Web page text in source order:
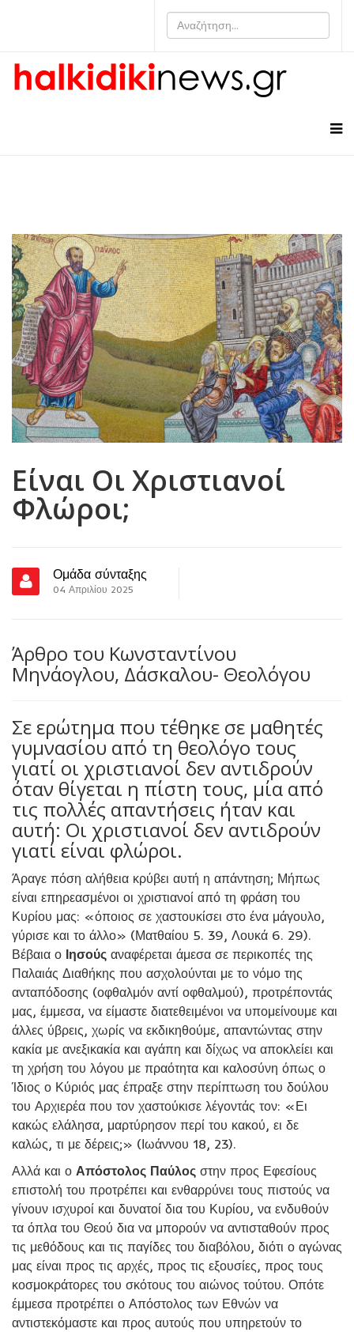
Είναι Οι Χριστιανοί
Φλώροι;
Ομάδα σύνταξης
04 Απριλίου 2025
Άρθρο του Κωνσταντίνου
Μηνάογλου, Δάσκαλου- Θεολόγου
Σε ερώτημα που τέθηκε σε μαθητές
γυμνασίου από τη θεολόγο τους
γιατί οι χριστιανοί δεν αντιδρούν
όταν θίγεται η πίστη τους, μία από
τις πολλές απαντήσεις ήταν και
αυτή: Οι χριστιανοί δεν αντιδρούν
γιατί είναι φλώροι.
Άραγε πόση αλήθεια κρύβει αυτή η απάντηση; Μήπως
είναι επηρεασμένοι οι χριστιανοί από τη φράση του
Κυρίου μας: «όποιος σε χαστουκίσει στο ένα μάγουλο,
γύρισε και το άλλο» (Ματθαίου 5. 39, Λουκά 6. 29).
Βέβαια ο Ιησούς αναφέρεται άμεσα σε περικοπές της
Παλαιάς Διαθήκης που ασχολούνται με το νόμο της
ανταπόδοσης (οφθαλμόν αντί οφθαλμού), προτρέποντάς
μας, έμμεσα, να είμαστε διατεθειμένοι να υπομείνουμε και
άλλες ύβρεις, χωρίς να εκδικηθούμε, απαντώντας στην
κακία με ανεξικακία και αγάπη και δίχως να αποκλείει και
τη χρήση του λόγου με πραότητα και καλοσύνη όπως ο
Ίδιος ο Κύριός μας έπραξε στην περίπτωση του δούλου
του Αρχιερέα που τον χαστούκισε λέγοντάς τον: «Ει
κακώς ελάλησα, μαρτύρησον περί του κακού, ει δε
καλώς, τι με δέρεις;» (Ιωάννου 18, 23).
Αλλά και ο Απόστολος Παύλος στην προς Εφεσίους
επιστολή του προτρέπει και ενθαρρύνει τους πιστούς να
γίνουν ισχυροί και δυνατοί δια του Κυρίου, να ενδυθούν
τα όπλα του Θεού δια να μπορούν να αντισταθούν προς
τις μεθόδους και τις παγίδες του διαβόλου, διότι ο αγώνας
μας είναι προς τις αρχές, προς τις εξουσίες, προς τους
κοσμοκράτορες του σκότους του αιώνος τούτου. Οπότε
έμμεσα προτρέπει ο Απόστολος των Εθνών να
αντιστεκόμαστε και προς αυτούς που υπηρετούν το